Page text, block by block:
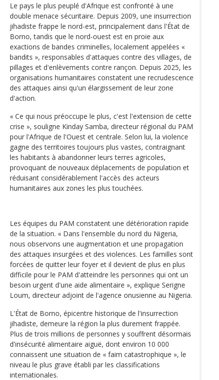
Le pays le plus peuplé d'Afrique est confronté à une
double menace sécuritaire. Depuis 2009, une insurrection
jihadiste frappe le nord-est, principalement dans l'État de
Borno, tandis que le nord-ouest est en proie aux
exactions de bandes criminelles, localement appelées «
bandits », responsables d'attaques contre des villages, de
pillages et d'enlèvements contre rançon. Depuis 2025, les
organisations humanitaires constatent une recrudescence
des attaques ainsi qu'un élargissement de leur zone
d'action.
« Ce qui nous préoccupe le plus, c'est l'extension de cette
crise », souligne Kinday Samba, directeur régional du PAM
pour l'Afrique de l'Ouest et centrale. Selon lui, la violence
gagne des territoires toujours plus vastes, contraignant
les habitants à abandonner leurs terres agricoles,
provoquant de nouveaux déplacements de population et
réduisant considérablement l'accès des acteurs
humanitaires aux zones les plus touchées.
Les équipes du PAM constatent une détérioration rapide
de la situation. « Dans l'ensemble du nord du Nigeria,
nous observons une augmentation et une propagation
des attaques insurgées et des violences. Les familles sont
forcées de quitter leur foyer et il devient de plus en plus
difficile pour le PAM d'atteindre les personnes qui ont un
besoin urgent d'une aide alimentaire », explique Serigne
Loum, directeur adjoint de l'agence onusienne au Nigeria.
L'État de Borno, épicentre historique de l'insurrection
jihadiste, demeure la région la plus durement frappée.
Plus de trois millions de personnes y souffrent désormais
d'insécurité alimentaire aiguë, dont environ 10 000
connaissent une situation de « faim catastrophique », le
niveau le plus grave établi par les classifications
internationales.